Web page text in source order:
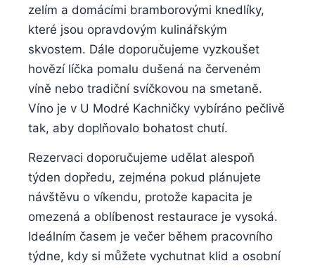
zelím⁤ a domácími bramborovými knedlíky,
které ⁣jsou opravdovým kulinářským
‌skvostem. Dále doporučujeme vyzkoušet‍
hovězí ​líčka pomalu ‍dušená na červeném ​
víně nebo tradiční svíčkovou na smetaně.
Víno je​ v U Modré‌ Kachničky vybíráno pečlivě
​tak, aby‍ doplňovalo bohatost ‌chutí.
Rezervaci doporučujeme udělat ⁤alespoň⁣
týden dopředu, zejména ⁢pokud plánujete
návštěvu o víkendu, protože kapacita je⁣
omezená a oblíbenost restaurace je vysoká.
Ideálním ⁢časem⁤ je večer ⁤během pracovního⁣
týdne, kdy si můžete​ vychutnat klid a ⁢osobní